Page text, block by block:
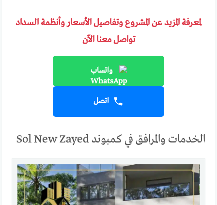
لمعرفة المزيد عن المشروع وتفاصيل الأسعار وأنظمة السداد
تواصل معنا الآن
واتساب
اتصل
الخدمات والمرافق في كمبوند Sol New Zayed